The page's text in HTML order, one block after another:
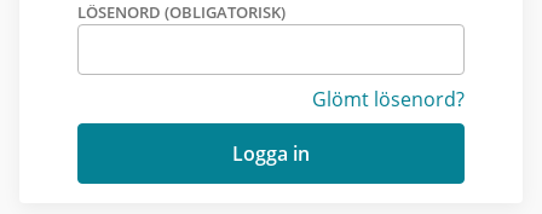
LÖSENORD (OBLIGATORISK)
Glömt lösenord?
Logga in